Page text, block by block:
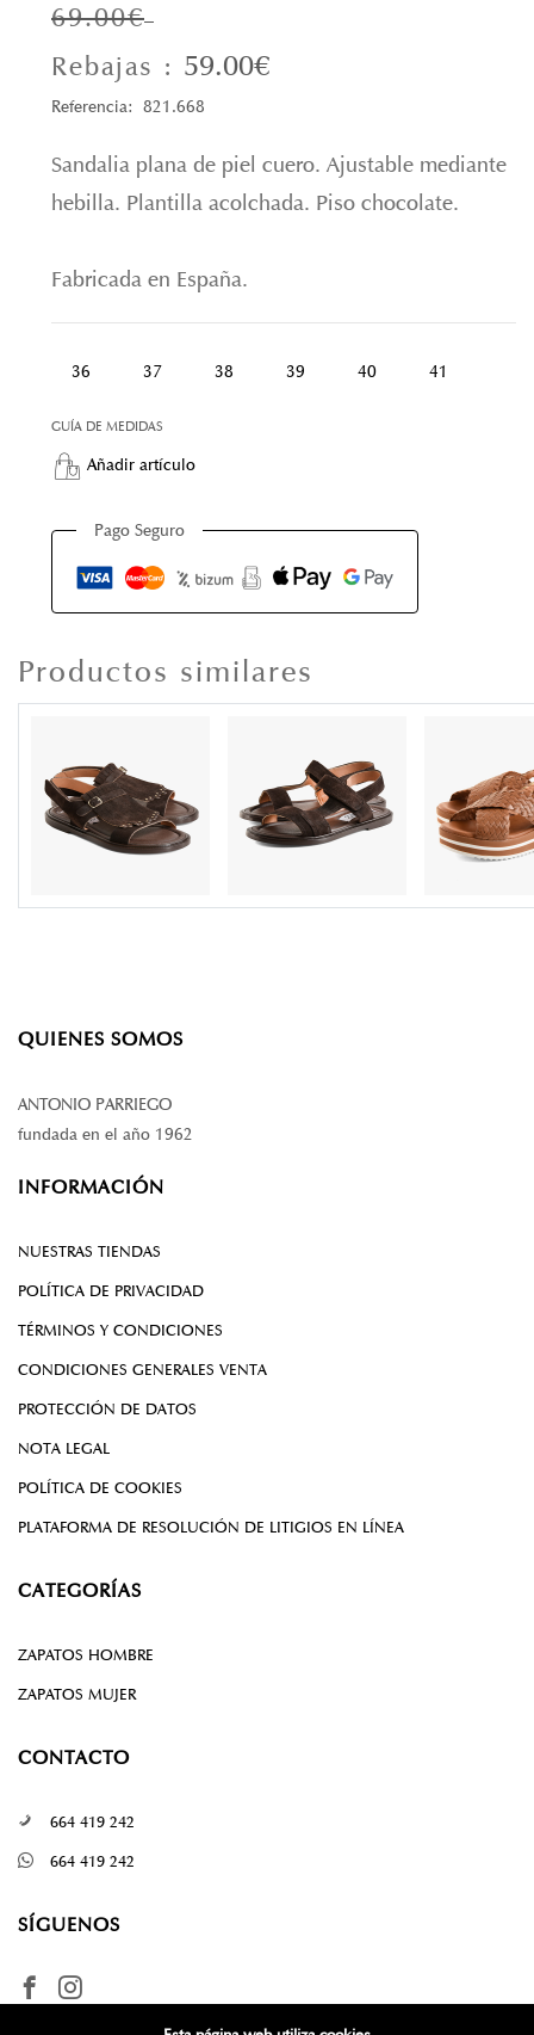
69.00€
Rebajas : 59.00€
Referencia: 821.668
Sandalia plana de piel cuero. Ajustable mediante
hebilla. Plantilla acolchada. Piso chocolate.
Fabricada en España.
36 37 38 39 40 41
GUÍA DE MEDIDAS
Añadir artículo
Pago Seguro
Productos similares
QUIENES SOMOS
ANTONIO PARRIEGO
fundada en el año 1962
INFORMACIÓN
NUESTRAS TIENDAS
POLÍTICA DE PRIVACIDAD
TÉRMINOS Y CONDICIONES
CONDICIONES GENERALES VENTA
PROTECCIÓN DE DATOS
NOTA LEGAL
POLÍTICA DE COOKIES
PLATAFORMA DE RESOLUCIÓN DE LITIGIOS EN LÍNEA
CATEGORÍAS
ZAPATOS HOMBRE
ZAPATOS MUJER
CONTACTO
664 419 242
664 419 242
SÍGUENOS